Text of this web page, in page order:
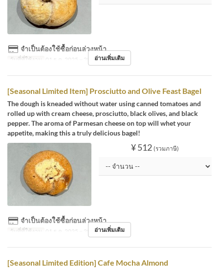
จำเป็นต้องใช้ซื้อก่อนล่วงหน้า
วันที่ที่ใช้งาน 01 ธ.ค. 2025 ~ 28 ก.พ.อ่านเพิ่มเติม
[Seasonal Limited Item] Prosciutto and Olive Feast Bagel
The dough is kneaded without water using canned tomatoes and
rolled up with cream cheese, prosciutto, black olives, and black
pepper. The aroma of Parmesan cheese on top will whet your
appetite, making this a truly delicious bagel!
¥ 512 (รวมภาษี)
จำเป็นต้องใช้ซื้อก่อนล่วงหน้า
วันที่ที่ใช้งาน 01 ธ.ค. 2025 ~ 28 ก.พ.อ่านเพิ่มเติม
[Seasonal Limited Edition] Cafe Mocha Almond